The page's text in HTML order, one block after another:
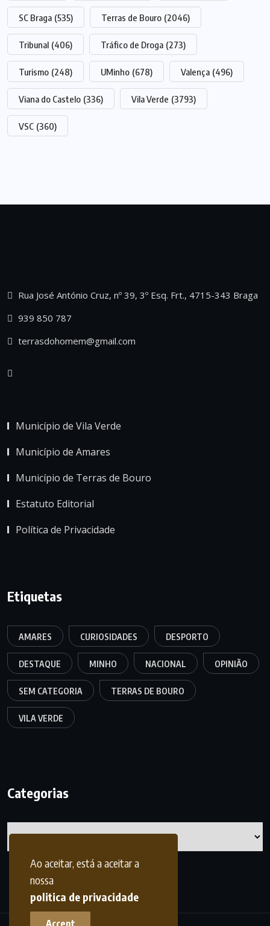
Ao aceitar, está a aceitar a
nossa
politica de privacidade
Accept
SC Braga (535) Terras de Bouro (2046)
Tribunal (406) Tráfico de Droga (273)
Turismo (248) UMinho (678) Valença (496)
Viana do Castelo (336) Vila Verde (3793)
VSC (360)
Rua José António Cruz, nº 39, 3º Esq. Frt., 4715-343 Braga
939 850 787
terrasdohomem@gmail.com
Município de Vila Verde
Município de Amares
Município de Terras de Bouro
Estatuto Editorial
Política de Privacidade
Etiquetas
AMARES CURIOSIDADES DESPORTO
DESTAQUE MINHO NACIONAL OPINIÃO
SEM CATEGORIA TERRAS DE BOURO
VILA VERDE
Categorias